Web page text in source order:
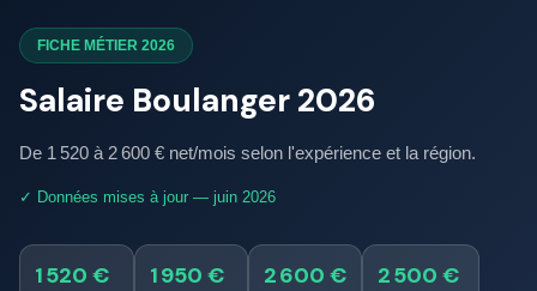
FICHE MÉTIER 2026
Salaire Boulanger 2026
De 1 520 à 2 600 € net/mois selon l'expérience et la région.
✓ Données mises à jour — juin 2026
1 520 € 1 950 € 2 600 € 2 500 €